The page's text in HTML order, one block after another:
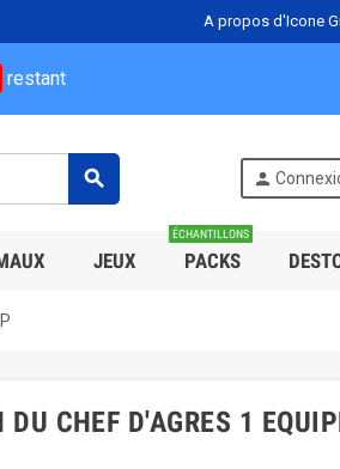
A propos d'Icone
restant
search person
JEUX PACKS
ÉCHANTILLONS
DU CHEF D'AGRES 1